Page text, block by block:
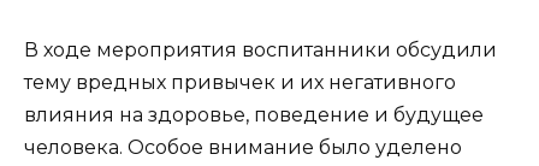
В ходе мероприятия воспитанники обсудили
тему вредных привычек и их негативного
влияния на здоровье, поведение и будущее
человека. Особое внимание было уделено